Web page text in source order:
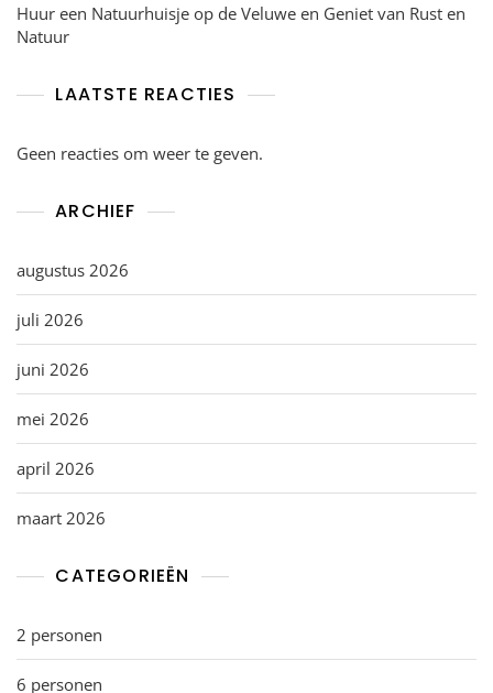
Huur een Natuurhuisje op de Veluwe en Geniet van Rust en
Natuur
LAATSTE REACTIES
Geen reacties om weer te geven.
ARCHIEF
augustus 2026
juli 2026
juni 2026
mei 2026
april 2026
maart 2026
CATEGORIEËN
2 personen
6 personen